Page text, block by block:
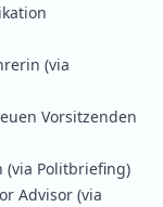
(via
Vorsitzenden
(via Politbriefing)
Advisor (via